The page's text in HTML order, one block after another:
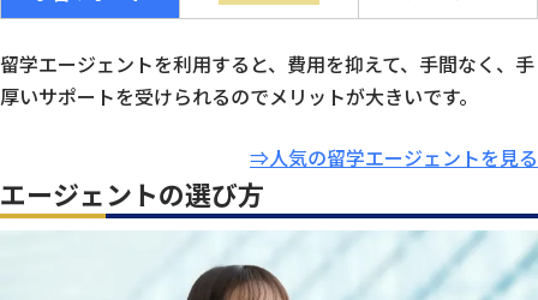
留学エージェントを利用すると、費用を抑えて、手間なく、手
厚いサポートを受けられるのでメリットが大きいです。
⇒人気の留学エージェントを見る
エージェントの選び方